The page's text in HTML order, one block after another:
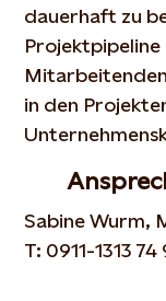
dauerhaft zu
in den
Sabine Wurm,
T: 0911-1313